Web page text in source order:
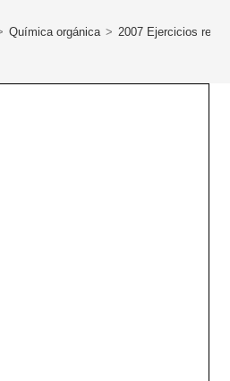
Química orgánica > 2007 Ejercicios